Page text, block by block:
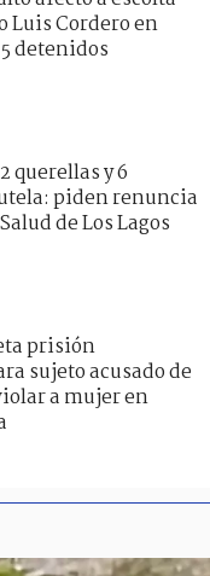
Luis Cordero en
detenidos
querellas y 6
piden renuncia
de Los Lagos
prisión
sujeto acusado de
a mujer en